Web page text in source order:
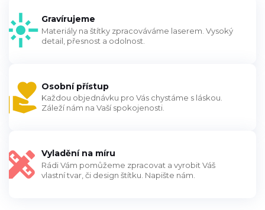
Gravírujeme
Materiály na štítky zpracováváme laserem. Vysoký
detail, přesnost a odolnost.
Osobní přístup
Každou objednávku pro Vás chystáme s láskou.
Záleží nám na Vaší spokojenosti.
Vyladění na míru
Rádi Vám pomůžeme zpracovat a vyrobit Váš
vlastní tvar, či design štítku. Napište nám.